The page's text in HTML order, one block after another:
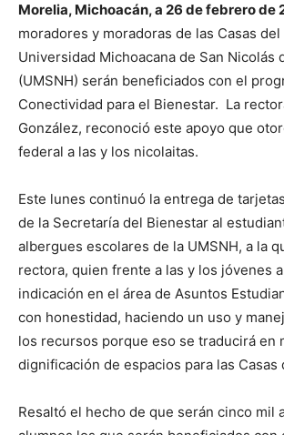
Morelia, Michoacán, a 26 de febrero de
moradores y moradoras de las Casas
Universidad Michoacana de San Nicolás
(UMSNH) serán beneficiados con el
Conectividad para el Bienestar. La
González, reconoció este apoyo que
federal a las y los nicolaitas.
Este lunes continuó la entrega de
de la Secretaría del Bienestar al
albergues escolares de la UMSNH, a la
rectora, quien frente a las y los jóvenes
indicación en el área de Asuntos
con honestidad, haciendo un uso y
los recursos porque eso se traducirá en
dignificación de espacios para las Casas
Resaltó el hecho de que serán cinco mil